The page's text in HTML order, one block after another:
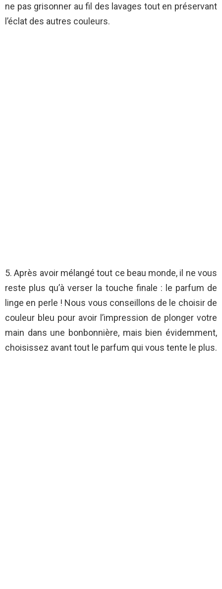
ne pas grisonner au fil des lavages tout en préservant
l’éclat des autres couleurs.
5. Après avoir mélangé tout ce beau monde, il ne vous
reste plus qu’à verser la touche finale : le parfum de
linge en perle ! Nous vous conseillons de le choisir de
couleur bleu pour avoir l’impression de plonger votre
main dans une bonbonnière, mais bien évidemment,
choisissez avant tout le parfum qui vous tente le plus.